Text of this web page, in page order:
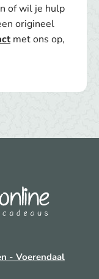
of wil je hulp
origineel
met ons op,
- Voerendaal